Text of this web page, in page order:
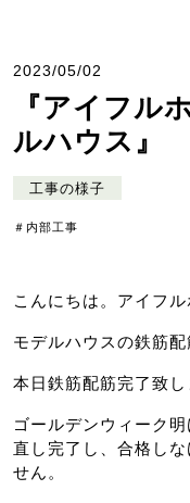
2023/05/02
『アイフル
ルハウス』
工事の様子
＃内部工事
こんにちは。アイフ
モデルハウスの鉄筋配
本日鉄筋配筋完了致し
ゴールデンウィーク
直し完了し、合格し
せん。